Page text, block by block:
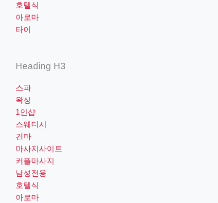
호텔식
아로마
타이
Heading H3
스파
왁싱
1인샵
스웨디시
건마
마사지사이트
커플마사지
남성전용
호텔식
아로마